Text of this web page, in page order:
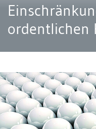
ordentlichen